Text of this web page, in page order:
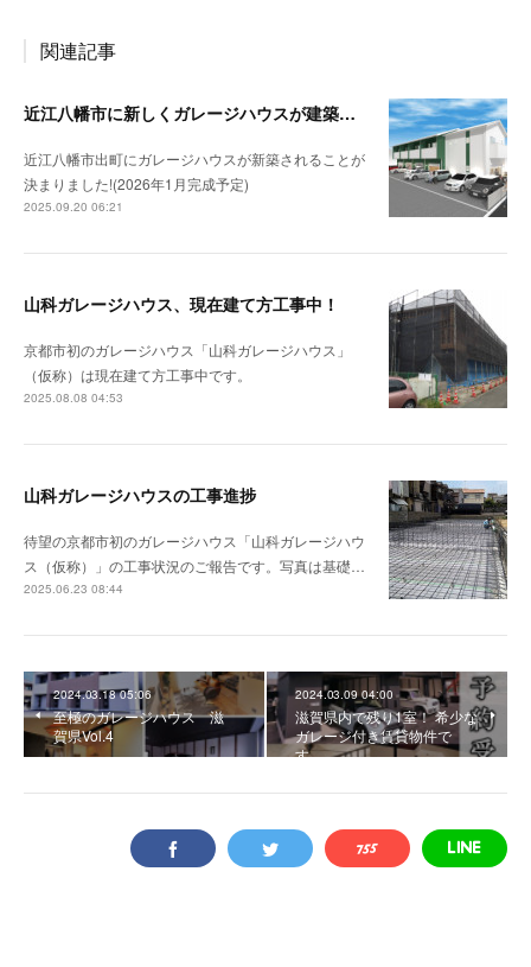
関連記事
近江八幡市に新しくガレージハウスが建築されます！（仮称：出町ガレージハウス）！
近江八幡市出町にガレージハウスが新築されることが
決まりました!(2026年1月完成予定)
2025.09.20 06:21
山科ガレージハウス、現在建て方工事中！
京都市初のガレージハウス「山科ガレージハウス」
（仮称）は現在建て方工事中です。
2025.08.08 04:53
山科ガレージハウスの工事進捗
待望の京都市初のガレージハウス「山科ガレージハウ
ス（仮称）」の工事状況のご報告です。写真は基礎…
2025.06.23 08:44
2024.03.18 05:06
至極のガレージハウス 滋
賀県Vol.4
2024.03.09 04:00
滋賀県内で残り1室！ 希少な
ガレージ付き賃貸物件で
す。